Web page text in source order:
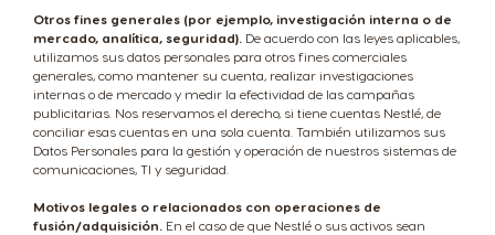
Otros fines generales (por ejemplo, investigación interna o de
mercado, analítica, seguridad). De acuerdo con las leyes aplicables,
utilizamos sus datos personales para otros fines comerciales
generales, como mantener su cuenta, realizar investigaciones
internas o de mercado y medir la efectividad de las campañas
publicitarias. Nos reservamos el derecho, si tiene cuentas Nestlé, de
conciliar esas cuentas en una sola cuenta. También utilizamos sus
Datos Personales para la gestión y operación de nuestros sistemas de
comunicaciones, TI y seguridad.
Motivos legales o relacionados con operaciones de
fusión/adquisición. En el caso de que Nestlé o sus activos sean